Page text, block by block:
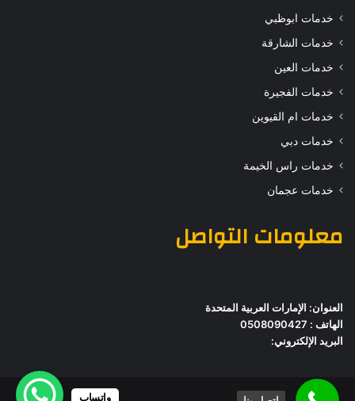
خدمات ابوظبي
خدمات الشارقة
خدمات العين
خدمات الفجيرة
خدمات ام القيوين
خدمات دبي
خدمات راس الخيمة
خدمات عجمان
معلومات التواصل
العنوان: الإمارات العربية المتحدة
الهاتف : 0508090427
البريد الإلكتروني:
واتساب